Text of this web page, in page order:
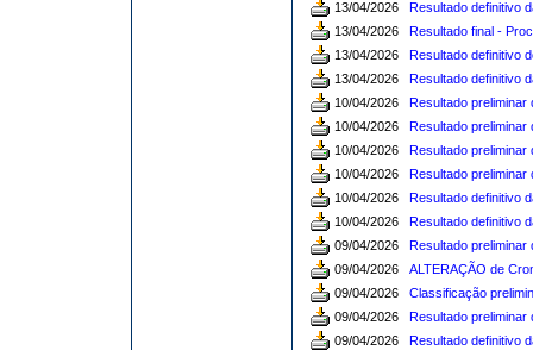
13/04/2026
Resultado definitivo
13/04/2026
Resultado final -
13/04/2026
Resultado definitivo
13/04/2026
Resultado definitivo
10/04/2026
Resultado preliminar
10/04/2026
Resultado preliminar
10/04/2026
Resultado preliminar
10/04/2026
Resultado preliminar
10/04/2026
Resultado definitivo
10/04/2026
Resultado definitivo
09/04/2026
Resultado preliminar
09/04/2026
ALTERAÇÃO de
09/04/2026
Classificação
09/04/2026
Resultado preliminar
09/04/2026
Resultado definitivo